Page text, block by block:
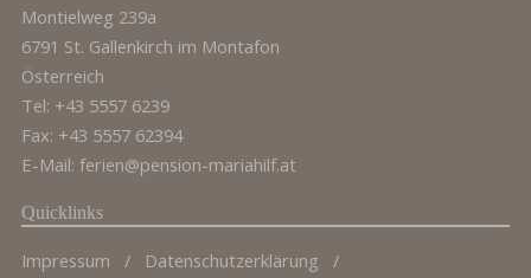
Montielweg 239a
6791 St. Gallenkirch im Montafon
Österreich
Tel: +43 5557 6239
Fax: +43 5557 62394
E-Mail:ferien@pension-mariahilf.at
Quicklinks
Impressum
Datenschutzerklärung